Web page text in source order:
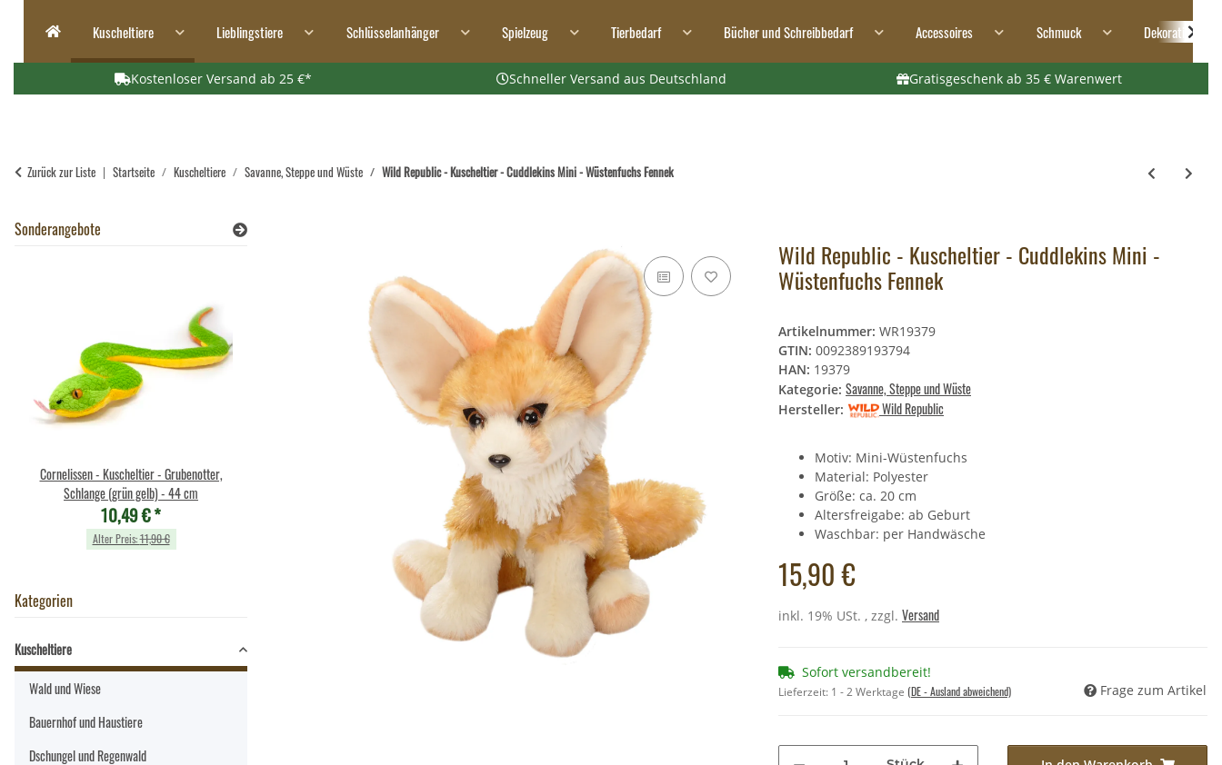
Kuscheltiere Lieblingstiere Schlüsselanhänger Spielzeug Tierbedarf Bücher und Schreibbedarf Accessoires Schmuck Dekoration
Kostenloser Versand ab 25 €* Schneller Versand aus Deutschland Gratisgeschenk ab 35 € Warenwert
Zurück zur Liste Startseite Kuscheltiere Savanne, Steppe und Wüste Wild Republic - Kuscheltier - Cuddlekins Mini - Wüstenfuchs Fennek
Wild Republic - Kuscheltier - Cuddlekins Mini -
Wüstenfuchs Fennek
Artikelnummer: WR19379
GTIN: 0092389193794
HAN: 19379
Kategorie: Savanne, Steppe und Wüste
Hersteller: Wild Republic
Motiv: Mini-Wüstenfuchs
Material: Polyester
Größe: ca. 20 cm
Altersfreigabe: ab Geburt
Waschbar: per Handwäsche
15,90 €
inkl. 19% USt. , zzgl. Versand
Sofort versandbereit!
Lieferzeit: 1 - 2 Werktage (DE - Ausland abweichend) Frage zum Artikel
Sonderangebote
Cornelissen - Kuscheltier - Grubenotter,
Schlange (grün gelb) - 44 cm
10,49 €*
Alter Preis:11,90 €
Cornelissen - Kuscheltier - Grubenotter,
Schlange (grün gelb) - 44 cm
10,49 €*
Alter Preis: 11,90 €
Cornelissen - Kuscheltier - Geier - 21 cm
10,49 €*
Alter Preis:11,90 €
Kategorien
Kuscheltiere
Wald und Wiese
Bauernhof und Haustiere
Dschungel und Regenwald